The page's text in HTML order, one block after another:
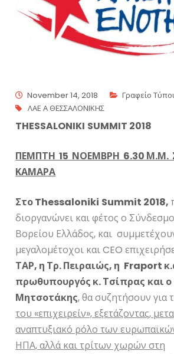
November 14, 2018
Γραφείο
ΛΑΕ Α ΘΕΣΣΑΛΟΝΙΚΗΣ
THESSALONIKI SUMMIT 2018
ΠΕΜΠΤΗ 15 ΝΟΕΜΒΡΗ 6.30΄ Μ.Μ.
ΚΑΜΑΡΑ
ΣτοThessaloniki Summit 2018,
διοργανώνει και φέτος ο
Βορείου Ελλάδος, και
μεγαλομέτοχοι και CEO
ΤΑΡ, η Τρ. Πειραιώς, η Fraport
πρωθυπουργός κ. Τσίπρας και
Μητσοτάκης, θα συζητήσουν για
του «επιχειρείν», εξετάζοντας,
αναπτυξιακό ρόλο των
ΗΠΑ, αλλά και τρίτων χωρών στη